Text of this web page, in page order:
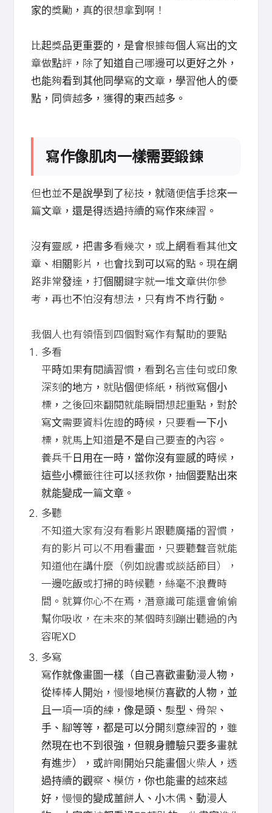
家的獎勵，真的很想拿到啊！
比起獎品更重要的，是會根據每個人寫出的文
章做點評，除了知道自己哪邊可以更好之外，
也能夠看到其他同學寫的文章，學習他人的優
點，同儕越多，獲得的東西越多。
寫作像肌肉一樣需要鍛鍊
但也並不是說學到了秘技，就隨便信手捻來一
篇文章，還是得透過持續的寫作來練習。
沒有靈感，把書多看幾次，或上網看看其他文
章、相關影片，也會找到可以寫的點。現在網
路非常發達，打個關鍵字就一堆文章供你參
考，再也不怕沒有想法，只有肯不肯行動。
我個人也有領悟到四個對寫作有幫助的要點
多看
平時如果有閱讀習慣，看到名言佳句或印象
深刻的地方，就貼個便條紙，稍微寫個小
標，之後回來翻閱就能瞬間想起重點，對於
寫文需要資料佐證的時候，只要看一下小
標，就馬上知道是不是自己要查的內容。
養兵千日用在一時，當你沒有靈感的時候，
這些小標籤往往可以拯救你，抽個要點出來
就能變成一篇文章。
多聽
不知道大家有沒有看影片跟聽廣播的習慣，
有的影片可以不用看畫面，只要聽聲音就能
知道他在講什麼（例如說書或談話節目），
一邊吃飯或打掃的時候聽，絲毫不浪費時
間。就算你心不在焉，潛意識可能還會偷偷
幫你吸收，在未來的某個時刻蹦出聽過的內
容呢XD
多寫
寫作就像畫圖一樣（自己喜歡畫動漫人物，
從棒棒人開始，慢慢地模仿喜歡的人物，並
且一項一項的練，像是頭、髮型、骨架、
手、腳等等，都是可以分開刻意練習的，雖
然現在也不到很強，但親身體驗只要多畫就
有進步），或許剛開始只能畫個火柴人，透
過持續的觀察、模仿，你也能畫的越來越
好，慢慢的變成薑餅人、小木偶、動漫人